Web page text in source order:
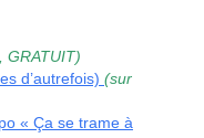
GRATUIT)
d’autrefois) (sur
« Ça se trame à